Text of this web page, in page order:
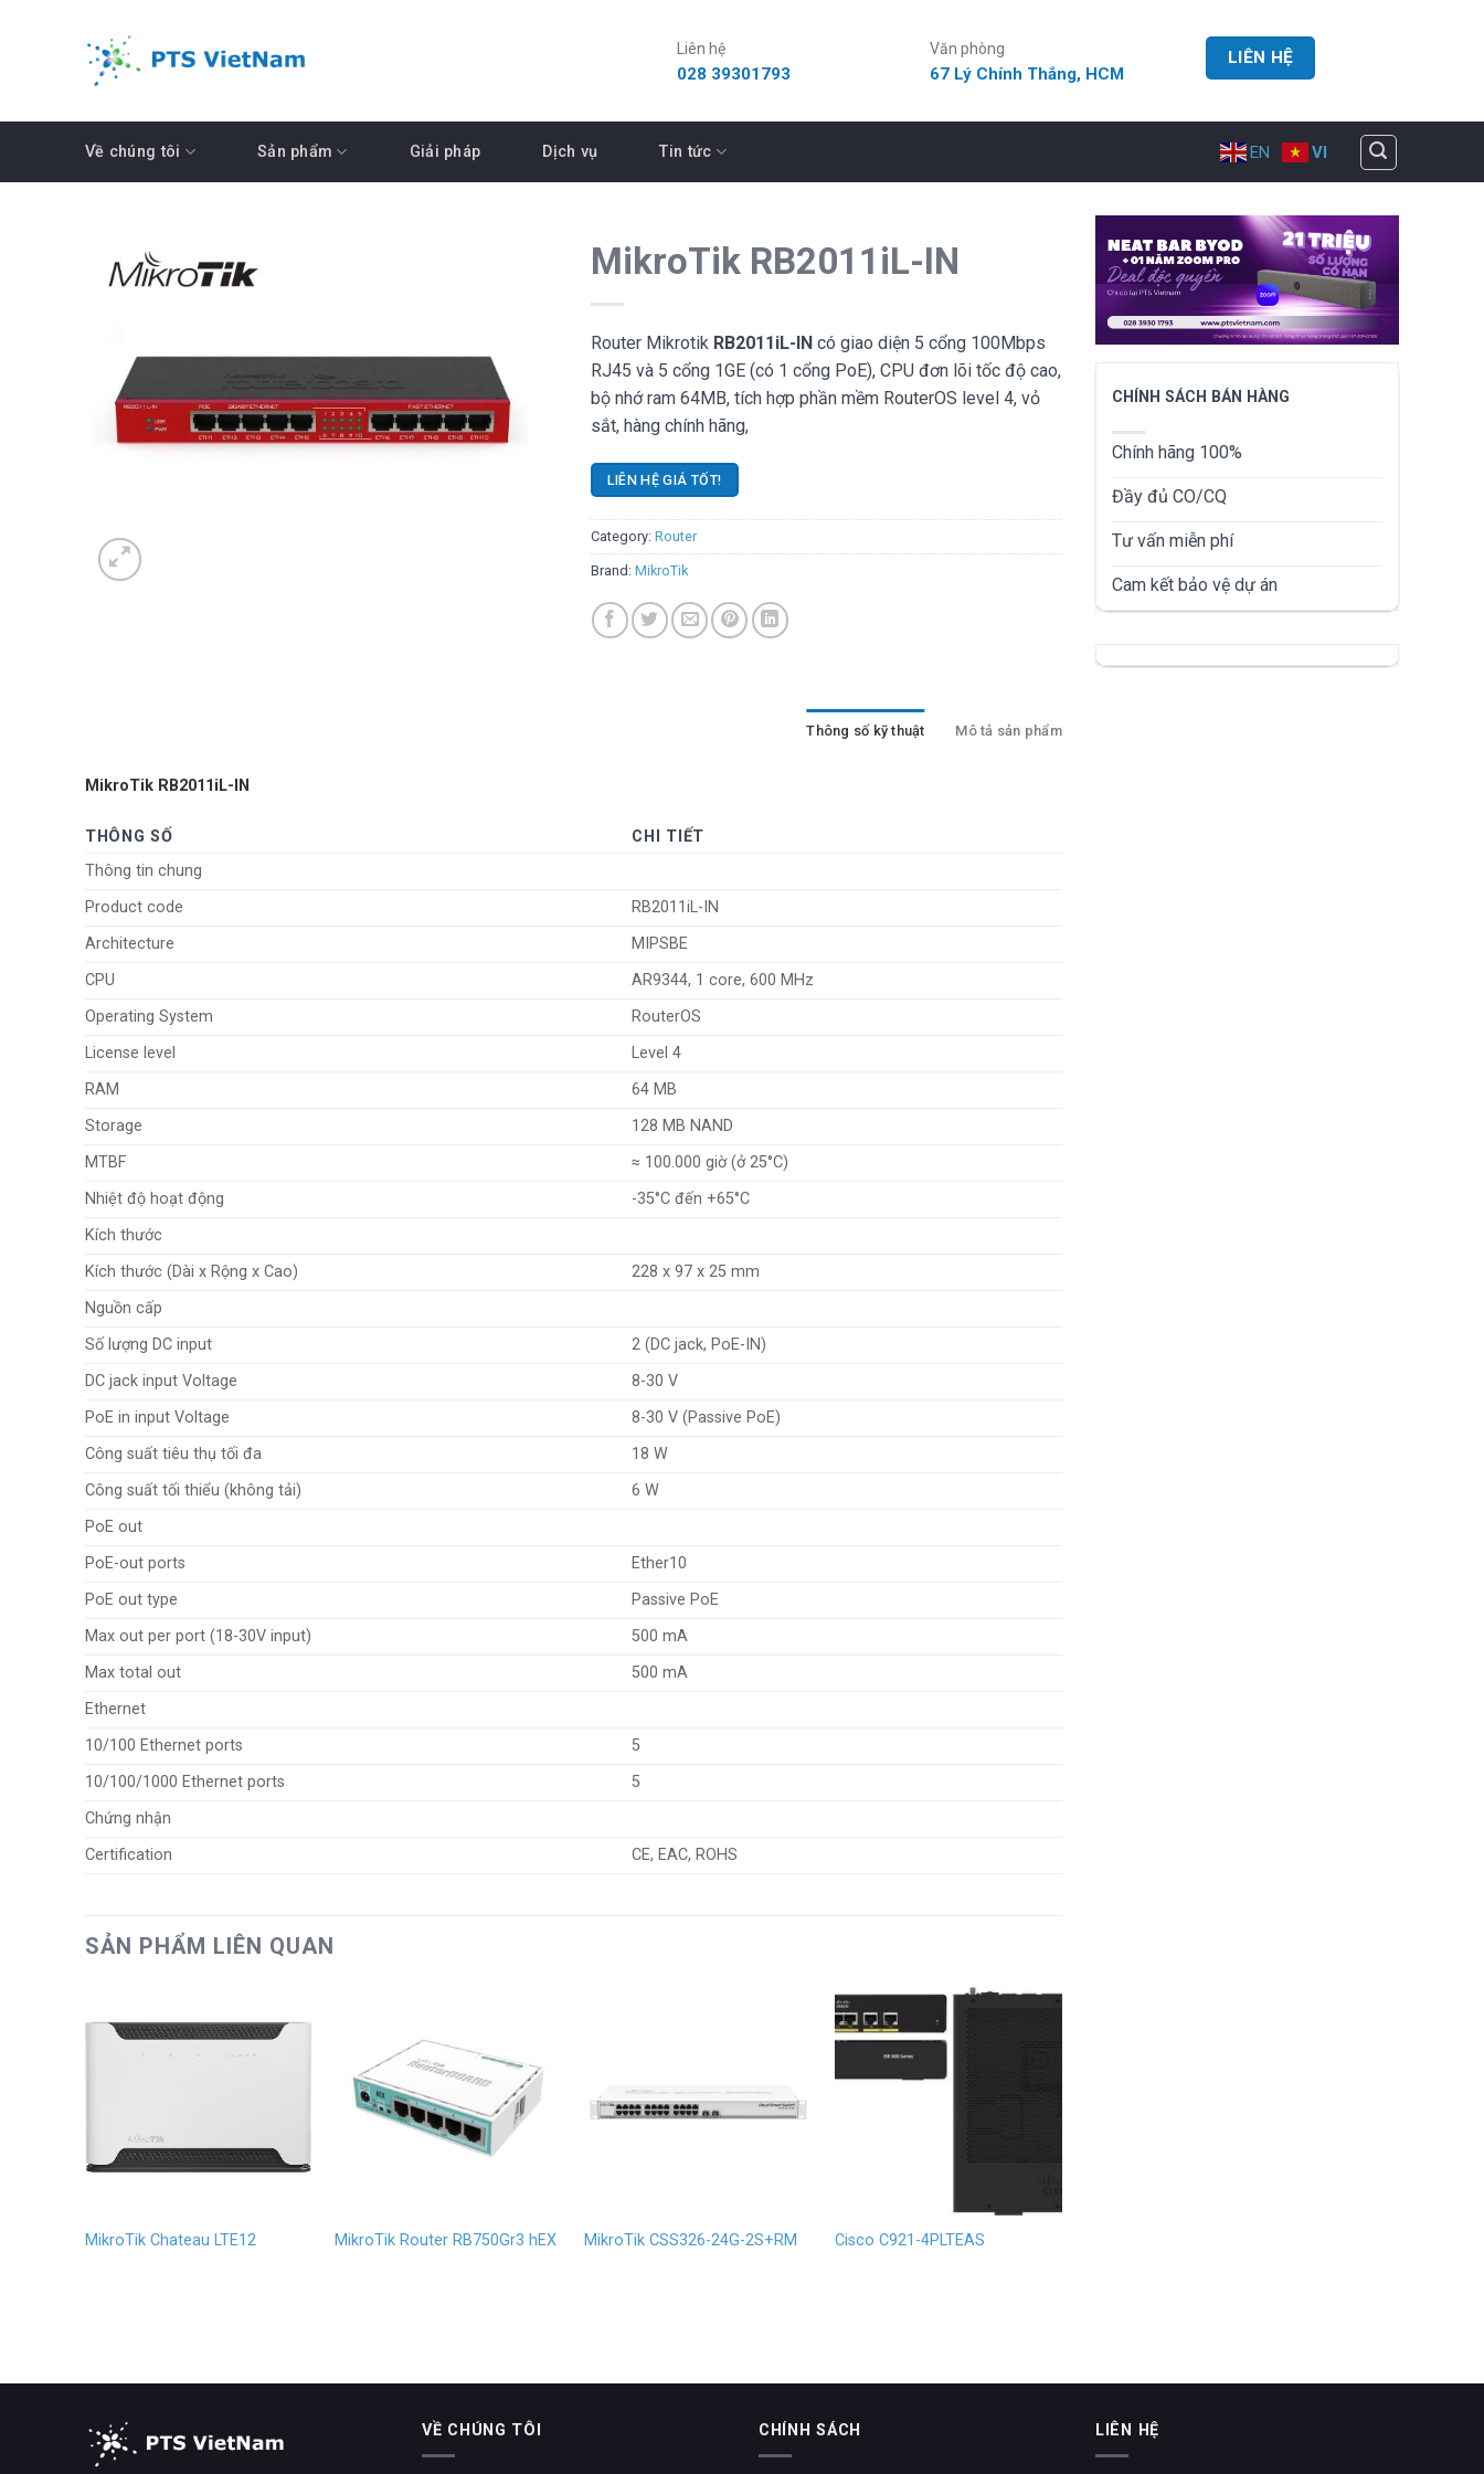
Liên hệ
028 39301793
Văn phòng
67 Lý Chính Thắng, HCM
LIÊN HỆ
Về chúng tôi Sản phẩm Giải pháp Dịch vụ Tin tức EN VI
MikroTik RB2011iL-IN
Router Mikrotik RB2011iL-INcó giao diện 5 cổng 100Mbps
RJ45 và 5 cổng 1GE (có 1 cổng PoE), CPU đơn lõi tốc độ cao,
bộ nhớ ram 64MB, tích hợp phần mềm RouterOS level 4, vỏ
sắt, hàng chính hãng,
LIÊN HỆ GIÁ TỐT!
Category: Router
Brand: MikroTik
Thông số kỹ thuật Mô tả sản phẩm
MikroTik RB2011iL-IN
THÔNG SỐ
CHI TIẾT
Thông tin chung
Product code
RB2011iL-IN
Architecture
MIPSBE
CPU
AR9344, 1 core, 600 MHz
Operating System
RouterOS
License level
Level 4
RAM
64 MB
Storage
128 MB NAND
MTBF
≈ 100.000 giờ (ở 25°C)
Nhiệt độ hoạt động
-35°C đến +65°C
Kích thước
Kích thước (Dài x Rộng x Cao)
228 x 97 x 25 mm
Nguồn cấp
Số lượng DC input
2 (DC jack, PoE-IN)
DC jack input Voltage
8-30 V
PoE in input Voltage
8-30 V (Passive PoE)
Công suất tiêu thụ tối đa
18 W
Công suất tối thiểu (không tải)
6 W
PoE out
PoE-out ports
Ether10
PoE out type
Passive PoE
Max out per port (18-30V input)
500 mA
Max total out
500 mA
Ethernet
10/100 Ethernet ports
5
10/100/1000 Ethernet ports
5
Chứng nhận
Certification
CE, EAC, ROHS
SẢN PHẨM LIÊN QUAN
MikroTik Chateau LTE12 MikroTik Router RB750Gr3 hEX MikroTik CSS326-24G-2S+RM Cisco C921-4PLTEAS
CHÍNH SÁCH BÁN HÀNG
Chính hãng 100%
Đầy đủ CO/CQ
Tư vấn miễn phí
Cam kết bảo vệ dự án
VỀ CHÚNG TÔI CHÍNH SÁCH LIÊN HỆ